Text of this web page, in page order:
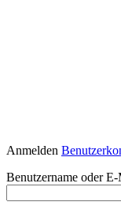
Anmelden
Benutzername oder